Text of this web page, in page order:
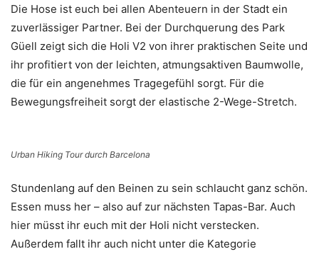
Die Hose ist euch bei allen Abenteuern in der Stadt ein
zuverlässiger Partner. Bei der Durchquerung des Park
Güell zeigt sich die Holi V2 von ihrer praktischen Seite und
ihr profitiert von der leichten, atmungsaktiven Baumwolle,
die für ein angenehmes Tragegefühl sorgt. Für die
Bewegungsfreiheit sorgt der elastische 2-Wege-Stretch.
Urban Hiking Tour durch Barcelona
Stundenlang auf den Beinen zu sein schlaucht ganz schön.
Essen muss her – also auf zur nächsten Tapas-Bar. Auch
hier müsst ihr euch mit der Holi nicht verstecken.
Außerdem fallt ihr auch nicht unter die Kategorie